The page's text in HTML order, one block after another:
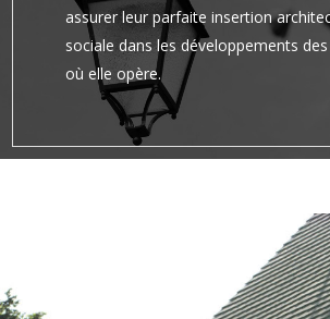
assurer leur parfaite insertion
sociale dans les développements
où elle opère.